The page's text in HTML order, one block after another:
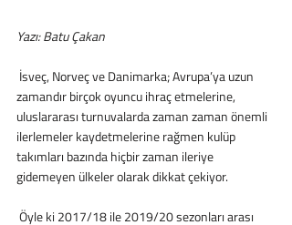
Yazı: Batu Çakan
zamandır birçok oyuncu ihraç etmelerine,
uluslararası turnuvalarda zaman zaman önemli
ilerlemeler kaydetmelerine rağmen kulüp
takımları bazında hiçbir zaman ileriye
gidemeyen ülkeler olarak dikkat çekiyor.